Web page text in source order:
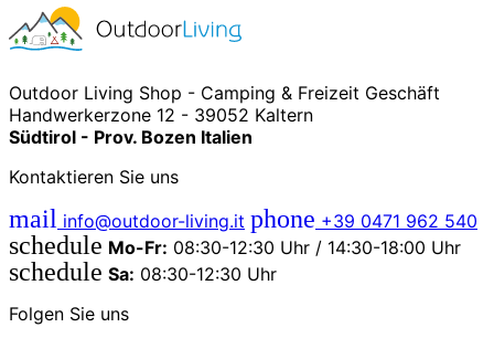
Outdoor Living Shop - Camping & Freizeit Geschäft
Handwerkerzone 12 - 39052 Kaltern
Südtirol - Prov. Bozen Italien
Kontaktieren Sie uns
mail info@outdoor-living.it phone +39 0471 962 540
schedule Mo-Fr: 08:30-12:30 Uhr / 14:30-18:00 Uhr
schedule Sa: 08:30-12:30 Uhr
Folgen Sie uns